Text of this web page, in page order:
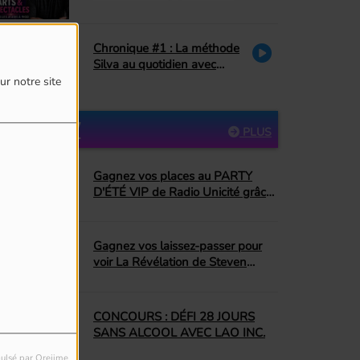
notre site
Chronique #1 : La méthode
Silva au quotidien avec
PLUS
Gagnez vos places au PARTY
D'ÉTÉ VIP de Radio Unicité grâce
Gagnez vos laissez-passer pour
voir La Révélation de Steven
CONCOURS : DÉFI 28 JOURS
SANS ALCOOL AVEC LAO INC.